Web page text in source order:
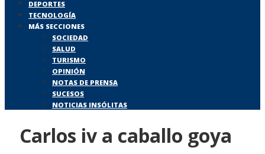
DEPORTES
TECNOLOGÍA
MÁS SECCIONES
SOCIEDAD
SALUD
TURISMO
OPINIÓN
NOTAS DE PRENSA
SUCESOS
NOTICIAS INSÓLITAS
Carlos iv a caballo goya